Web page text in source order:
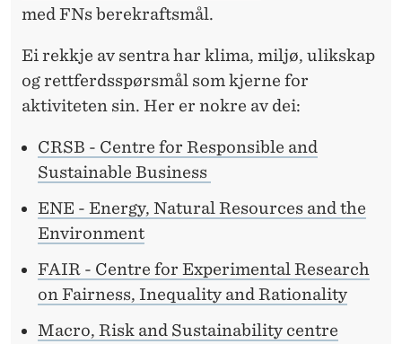
med FNs berekraftsmål.
Ei rekkje av sentra har klima, miljø, ulikskap
og rettferdsspørsmål som kjerne for
aktiviteten sin. Her er nokre av dei:
CRSB - Centre for Responsible and
Sustainable Business
ENE - Energy, Natural Resources and the
Environment
FAIR - Centre for Experimental Research
on Fairness, Inequality and Rationality
Macro, Risk and Sustainability centre